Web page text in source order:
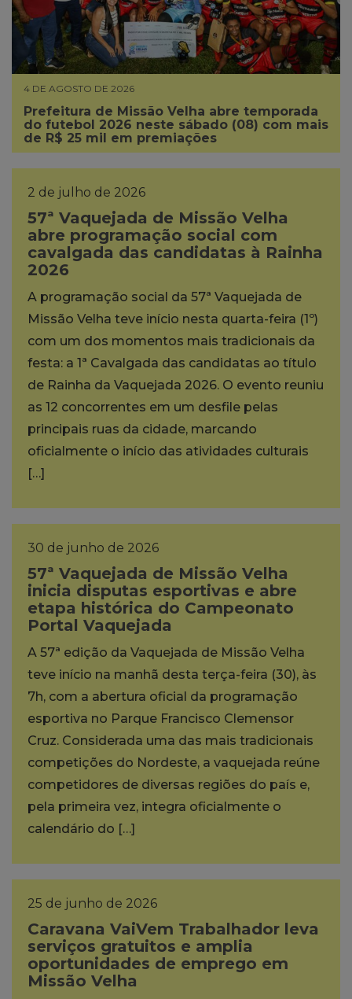
4 DE AGOSTO DE 2026
Prefeitura de Missão Velha abre temporada
do futebol 2026 neste sábado (08) com mais
de R$ 25 mil em premiações
2 de julho de 2026
57ª Vaquejada de Missão Velha
abre programação social com
cavalgada das candidatas à Rainha
2026
A programação social da 57ª Vaquejada de
Missão Velha teve início nesta quarta-feira (1º)
com um dos momentos mais tradicionais da
festa: a 1ª Cavalgada das candidatas ao título
de Rainha da Vaquejada 2026. O evento reuniu
as 12 concorrentes em um desfile pelas
principais ruas da cidade, marcando
oficialmente o início das atividades culturais
[…]
30 de junho de 2026
57ª Vaquejada de Missão Velha
inicia disputas esportivas e abre
etapa histórica do Campeonato
Portal Vaquejada
A 57ª edição da Vaquejada de Missão Velha
teve início na manhã desta terça-feira (30), às
7h, com a abertura oficial da programação
esportiva no Parque Francisco Clemensor
Cruz. Considerada uma das mais tradicionais
competições do Nordeste, a vaquejada reúne
competidores de diversas regiões do país e,
pela primeira vez, integra oficialmente o
calendário do […]
25 de junho de 2026
Caravana VaiVem Trabalhador leva
serviços gratuitos e amplia
oportunidades de emprego em
Missão Velha